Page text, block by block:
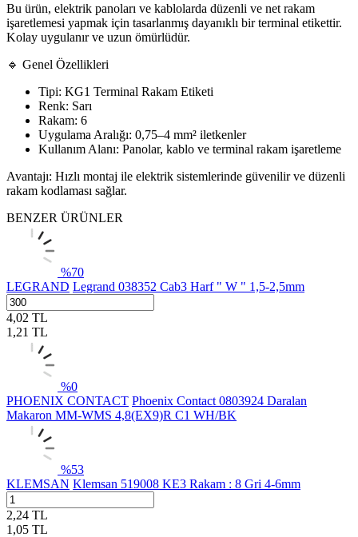
Bu ürün, elektrik panoları ve kablolarda düzenli ve net rakam
işaretlemesi yapmak için tasarlanmış dayanıklı bir terminal etikettir.
Kolay uygulanır ve uzun ömürlüdür.
🔹 Genel Özellikleri
Tipi: KG1 Terminal Rakam Etiketi
Renk: Sarı
Rakam: 6
Uygulama Aralığı: 0,75–4 mm² iletkenler
Kullanım Alanı: Panolar, kablo ve terminal rakam işaretleme
Avantajı: Hızlı montaj ile elektrik sistemlerinde güvenilir ve düzenli
rakam kodlaması sağlar.
BENZER ÜRÜNLER
%70
LEGRAND Legrand 038352 Cab3 Harf " W " 1,5-2,5mm
4,02 TL
1,21 TL
%0
PHOENIX CONTACT Phoenix Contact 0803924 Daralan
Makaron MM-WMS 4,8(EX9)R C1 WH/BK
%53
KLEMSAN Klemsan 519008 KE3 Rakam : 8 Gri 4-6mm
2,24 TL
1,05 TL